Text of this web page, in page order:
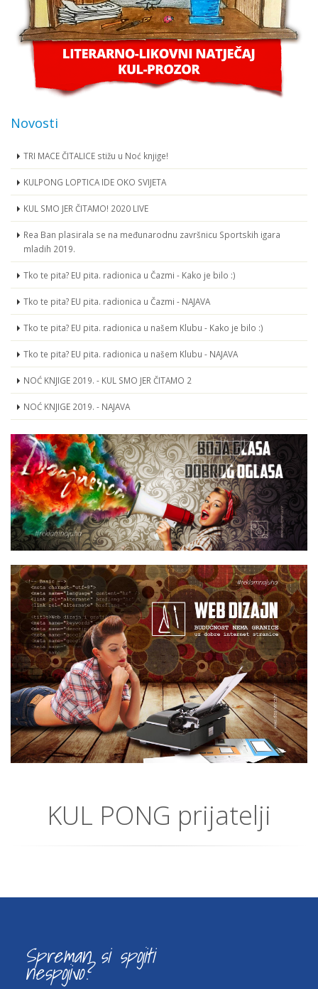
Novosti
TRI MACE ČITALICE stižu u Noć knjige!
KULPONG LOPTICA IDE OKO SVIJETA
KUL SMO JER ČITAMO! 2020 LIVE
Rea Ban plasirala se na međunarodnu završnicu Sportskih igara
mladih 2019.
Tko te pita? EU pita. radionica u Čazmi - Kako je bilo :)
Tko te pita? EU pita. radionica u Čazmi - NAJAVA
Tko te pita? EU pita. radionica u našem Klubu - Kako je bilo :)
Tko te pita? EU pita. radionica u našem Klubu - NAJAVA
NOĆ KNJIGE 2019. - KUL SMO JER ČITAMO 2
NOĆ KNJIGE 2019. - NAJAVA
KUL PONG prijatelji
Spreman si spojiti
nespojivo?